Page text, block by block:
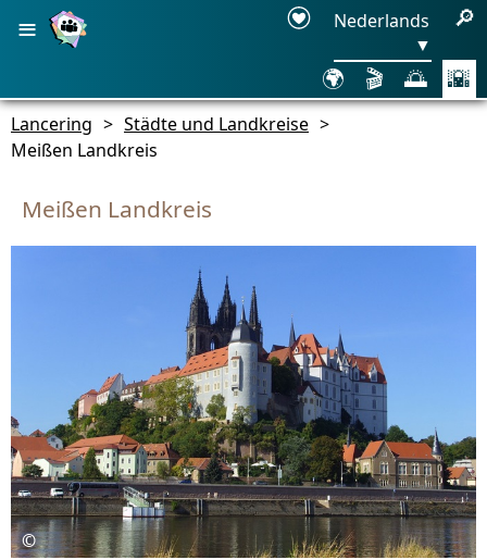
≡
Nederlands
▼
🔎
🌍 🎬 🌅 🌇
Lancering > Städte und Landkreise >
Meißen Landkreis
Meißen Landkreis
©